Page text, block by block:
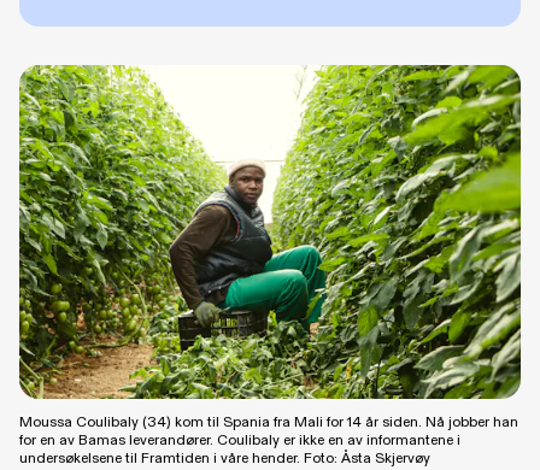
Moussa Coulibaly (34) kom til Spania fra Mali for 14 år siden. Nå jobber han
for en av Bamas leverandører. Coulibaly er ikke en av informantene i
undersøkelsene til Framtiden i våre hender. Foto: Åsta Skjervøy